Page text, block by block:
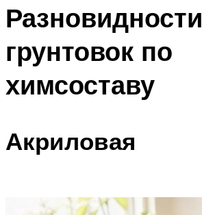
Разновидности
грунтовок по
химсоставу
Акриловая